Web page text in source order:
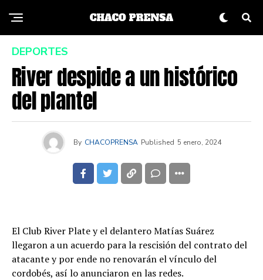
DEPORTES
River despide a un histórico
del plantel
By CHACOPRENSA Published 5 enero, 2024
El Club River Plate y el delantero Matías Suárez
llegaron a un acuerdo para la rescisión del contrato del
atacante y por ende no renovarán el vínculo del
cordobés, así lo anunciaron en las redes.